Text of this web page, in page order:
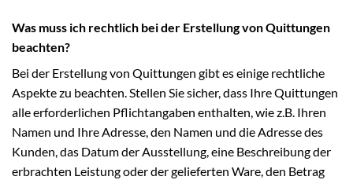
Was muss ich rechtlich bei der Erstellung von Quittungen
beachten?
Bei der Erstellung von Quittungen gibt es einige rechtliche
Aspekte zu beachten. Stellen Sie sicher, dass Ihre Quittungen
alle erforderlichen Pflichtangaben enthalten, wie z.B. Ihren
Namen und Ihre Adresse, den Namen und die Adresse des
Kunden, das Datum der Ausstellung, eine Beschreibung der
erbrachten Leistung oder der gelieferten Ware, den Betrag